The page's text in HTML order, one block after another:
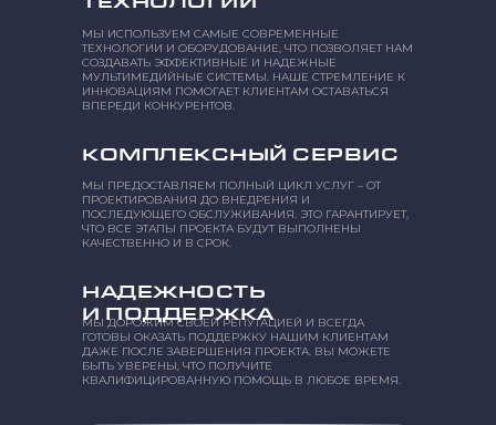
МЫ ДОРОЖИМ СВОЕЙ РЕПУТАЦИЕЙ И ВСЕГДА
ГОТОВЫ ОКАЗАТЬ ПОДДЕРЖКУ НАШИМ КЛИЕНТАМ
ДАЖЕ ПОСЛЕ ЗАВЕРШЕНИЯ ПРОЕКТА. ВЫ МОЖЕТЕ
БЫТЬ УВЕРЕНЫ, ЧТО ПОЛУЧИТЕ
КВАЛИФИЦИРОВАННУЮ ПОМОЩЬ В ЛЮБОЕ ВРЕМЯ.
НАДЕЖНОСТЬ
И ПОДДЕРЖКА
МЫ ПРЕДОСТАВЛЯЕМ ПОЛНЫЙ ЦИКЛ УСЛУГ – ОТ
ПРОЕКТИРОВАНИЯ ДО ВНЕДРЕНИЯ И
ПОСЛЕДУЮЩЕГО ОБСЛУЖИВАНИЯ. ЭТО ГАРАНТИРУЕТ,
ЧТО ВСЕ ЭТАПЫ ПРОЕКТА БУДУТ ВЫПОЛНЕНЫ
КАЧЕСТВЕННО И В СРОК.
КОМПЛЕКСНЫЙ СЕРВИС
МЫ ИСПОЛЬЗУЕМ САМЫЕ СОВРЕМЕННЫЕ
ТЕХНОЛОГИИ И ОБОРУДОВАНИЕ, ЧТО ПОЗВОЛЯЕТ НАМ
СОЗДАВАТЬ ЭФФЕКТИВНЫЕ И НАДЕЖНЫЕ
МУЛЬТИМЕДИЙНЫЕ СИСТЕМЫ. НАШЕ СТРЕМЛЕНИЕ К
ИННОВАЦИЯМ ПОМОГАЕТ КЛИЕНТАМ ОСТАВАТЬСЯ
ВПЕРЕДИ КОНКУРЕНТОВ.
ТЕХНОЛОГИИ